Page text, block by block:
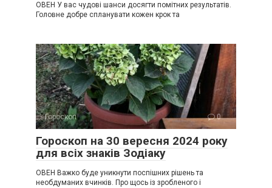
ОВЕН У вас чудові шанси досягти помітних результатів.
Головне добре спланувати кожен крок та
Гороскоп 0
Гороскоп на 30 вересня 2024 року
для всіх знаків Зодіаку
ОВЕН Важко буде уникнути поспішних рішень та
необдуманих вчинків. Про щось із зробленого і